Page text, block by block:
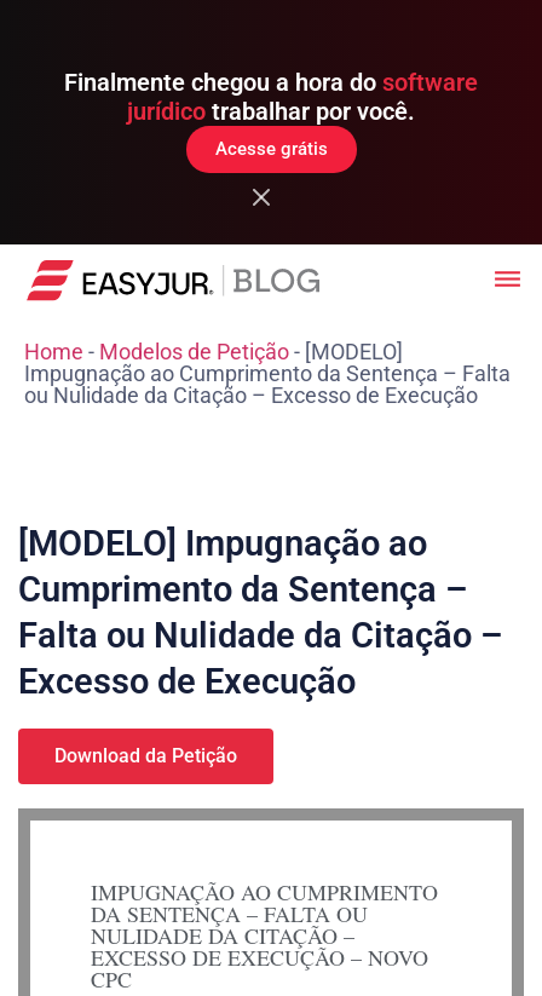
Finalmente chegou a hora do software
jurídico trabalhar por você.
Acesse grátis
Home - Modelos de Petição- [MODELO]
Impugnação ao Cumprimento da Sentença – Falta
ou Nulidade da Citação – Excesso de Execução
[MODELO] Impugnação ao
Cumprimento da Sentença –
Falta ou Nulidade da Citação –
Excesso de Execução
Download da Petição
IMPUGNAÇÃO AO CUMPRIMENTO
DA SENTENÇA – FALTA OU
NULIDADE DA CITAÇÃO –
EXCESSO DE EXECUÇÃO – NOVO
CPC